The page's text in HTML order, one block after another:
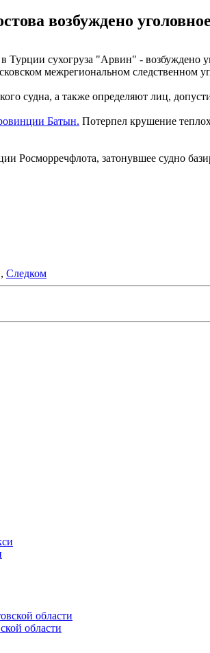
возбуждено
Турции сухогруза "Арвин" - возбуждено
межрегиональном следственном
судна, а также определяют лиц,
Батын. Потерпел крушение
Росморречфлота, затонувшее судно
, Следком
области